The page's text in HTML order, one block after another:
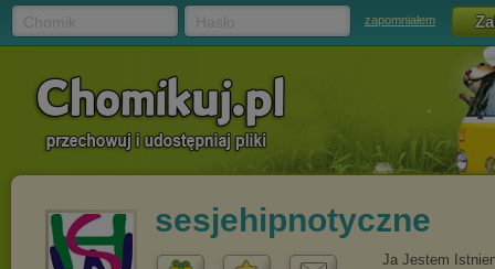
zapomniałem
sesjehipnotyczne
Ja Jestem